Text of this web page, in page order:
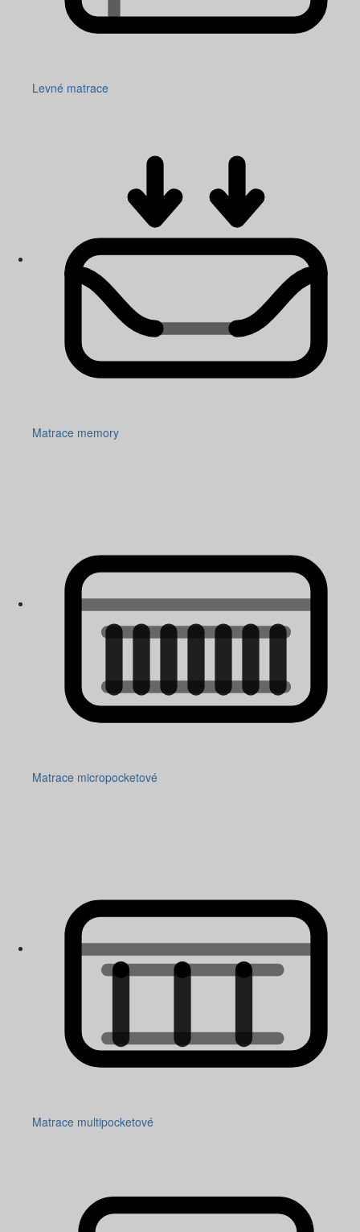
Levné matrace
Matrace memory
Matrace micropocketové
Matrace multipocketové